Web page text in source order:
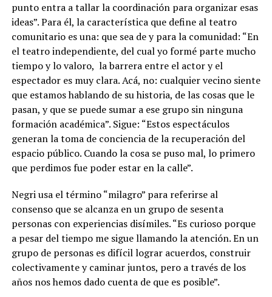
punto entra a tallar la coordinación para organizar esas
ideas”.Para él, la característica que define al teatro
comunitario es una: que sea de y para la comunidad: “En
el teatro independiente, del cual yo formé parte mucho
tiempo y lo valoro, la barrera entre el actor y el
espectador es muy clara. Acá, no: cualquier vecino siente
que estamos hablando de su historia, de las cosas que le
pasan, y que se puede sumar a ese grupo sin ninguna
formación académica”. Sigue: “Estos espectáculos
generan la toma de conciencia de la recuperación del
espacio público. Cuando la cosa se puso mal, lo primero
que perdimos fue poder estar en la calle”.
Negri usa el término “milagro” para referirse al
consenso que se alcanza en un grupo de sesenta
personas con experiencias disímiles. “Es curioso porque
a pesar del tiempo me sigue llamando la atención. En un
grupo de personas es difícil lograr acuerdos, construir
colectivamente y caminar juntos, pero a través de los
años nos hemos dado cuenta de que es posible”.